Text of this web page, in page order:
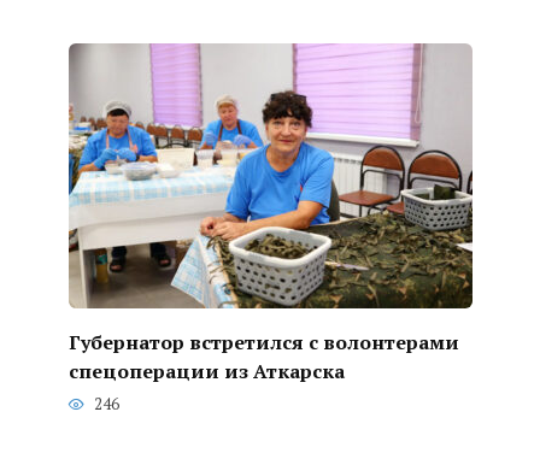
Губернатор встретился с волонтерами
спецоперации из Аткарска
246